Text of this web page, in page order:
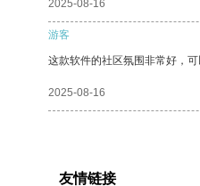
2025-08-16
游客
这款软件的社区氛围非常好，可
2025-08-16
友情链接